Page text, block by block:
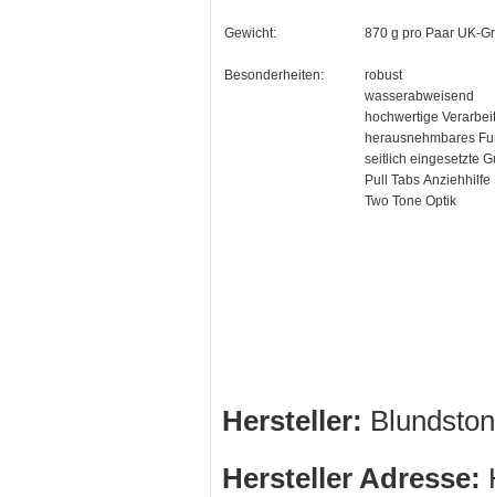
Gewicht: 870 g pro Paar UK-
Besonderheiten:
robust
wasserabweisend
hochwertige
herausnehmbares
seitlich eingesetzte
Pull Tabs Anziehhilfe
Two Tone Optik
Hersteller:
Hersteller Adresse: